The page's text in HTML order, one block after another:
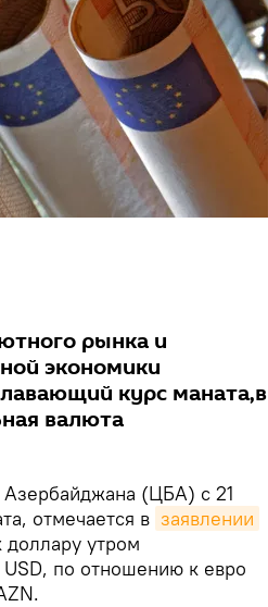
рынка и
экономики
курс маната,в
валюта
(ЦБА) с 21
отмечается в заявлении
утром
USD, по отношению к евро